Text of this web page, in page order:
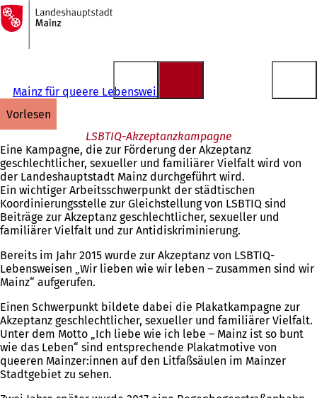
Inhalt anspringen
Zur
Startseite
Mainz für queere Lebensweisen
vorlesen
LSBTIQ-Akzeptanzkampagne
Eine Kampagne, die zur Förderung der Akzeptanz
geschlechtlicher, sexueller und familiärer Vielfalt wird von
der Landeshauptstadt Mainz durchgeführt wird.
Ein wichtiger Arbeitsschwerpunkt der städtischen
Koordinierungsstelle zur Gleichstellung von LSBTIQ sind
Beiträge zur Akzeptanz geschlechtlicher, sexueller und
familiärer Vielfalt und zur Antidiskriminierung.
Bereits im Jahr 2015 wurde zur Akzeptanz von LSBTIQ-
Lebensweisen „Wir lieben wie wir leben – zusammen sind wir
Mainz“ aufgerufen.
Einen Schwerpunkt bildete dabei die Plakatkampagne zur
Akzeptanz geschlechtlicher, sexueller und familiärer Vielfalt.
Unter dem Motto „Ich liebe wie ich lebe – Mainz ist so bunt
wie das Leben“ sind entsprechende Plakatmotive von
queeren Mainzer:innen auf den Litfaßsäulen im Mainzer
Stadtgebiet zu sehen.